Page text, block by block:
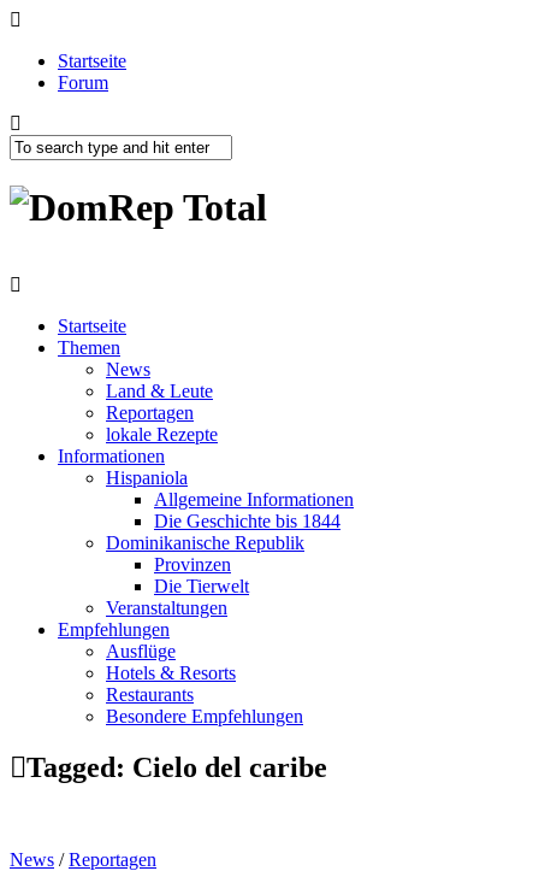
Startseite
Forum
Startseite
Themen
News
Land & Leute
Reportagen
lokale Rezepte
Informationen
Hispaniola
Allgemeine Informationen
Die Geschichte bis 1844
Dominikanische Republik
Provinzen
Die Tierwelt
Veranstaltungen
Empfehlungen
Ausflüge
Hotels & Resorts
Restaurants
Besondere Empfehlungen
Tagged: Cielo del caribe
News /Reportagen